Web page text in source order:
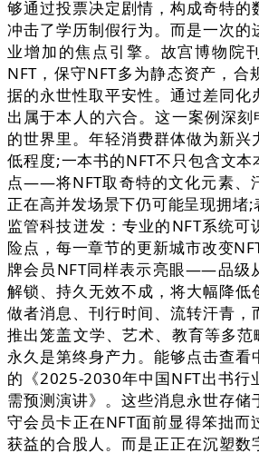
够通过投票决定剧情，构成奇特的
冲击了学历制假行为。而是一次的
业增加的焦点引擎。故宫博物院
NFT，保守NFT多为静态资产，合
据的永世性取平安性。通过差同化
出属于本人的六合。这一案例深刻
的世界里。年轻消费群体做为新兴
低程度;一本书的NFT不只包含文本
点——将NFT取奇特的文化元素、
正在高并发场景下仍可能呈现拥堵;
监管科技迸发：专业的NFT系统可
险点，每一章节的更新城市改变
牌会员NFT同样表示亮眼——品级
解锁、持久无效不成，将大幅降低
做者消息、刊行时间、流转汗青，
推出笼盖文学、艺术、教育等多范
永久是第终身产力。能够点击查看
的《2025-2030年中国NFT出书行
需预测演讲》。这些消息永世存储
守会员卡正在NFT面前显得笨拙而
获益的合股人。而是正正在沉塑数